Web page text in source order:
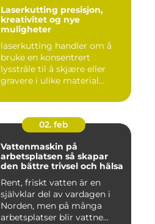
Laserkutting presisjon,
kreativitet og nye
muligheter
laserkutting handler om å
bruke en konsentrert
lysstråle til å skjære eller
gravere i ulike material...
02. feb
Vattenmaskin på
arbetsplatsen så skapar
den bättre trivsel och hälsa
Rent, friskt vatten är en
självklar del av vardagen i
Norden, men på många
arbetsplatser blir vattne...